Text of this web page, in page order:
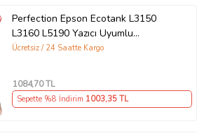
Perfection Epson Ecotank L3150
L3160 L5190 Yazıcı Uyumlu
Mürekkep Seti 4 x 500 ML
Ücretsiz / 24 Saatte Kargo
1084,70 TL
Sepette %8 İndirim 1003,35 TL